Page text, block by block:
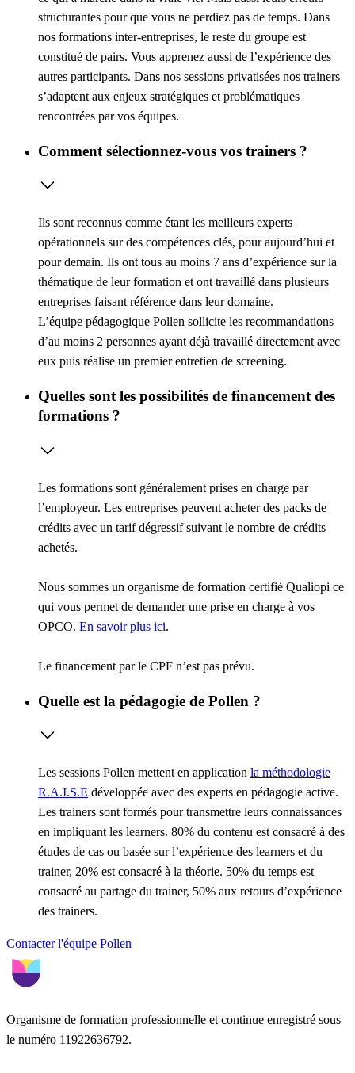
structurantes pour que vous ne perdiez pas de temps. Dans
nos formations inter-entreprises, le reste du groupe est
constitué de pairs. Vous apprenez aussi de l’expérience des
autres participants. Dans nos sessions privatisées nos trainers
s’adaptent aux enjeux stratégiques et problématiques
rencontrées par vos équipes.
Comment sélectionnez-vous vos trainers ?
Ils sont reconnus comme étant les meilleurs experts
opérationnels sur des compétences clés, pour aujourd’hui et
pour demain. Ils ont tous au moins 7 ans d’expérience sur la
thématique de leur formation et ont travaillé dans plusieurs
entreprises faisant référence dans leur domaine.
L’équipe pédagogique Pollen sollicite les recommandations
d’au moins 2 personnes ayant déjà travaillé directement avec
eux puis réalise un premier entretien de screening.
Quelles sont les possibilités de financement des
formations ?
Les formations sont généralement prises en charge par
l’employeur. Les entreprises peuvent acheter des packs de
crédits avec un tarif dégressif suivant le nombre de crédits
achetés.
Nous sommes un organisme de formation certifié Qualiopi ce
qui vous permet de demander une prise en charge à vos
OPCO. En savoir plus ici.
Le financement par le CPF n’est pas prévu.
Quelle est la pédagogie de Pollen ?
Les sessions Pollen mettent en application la méthodologie
R.A.I.S.E développée avec des experts en pédagogie active.
Les trainers sont formés pour transmettre leurs connaissances
en impliquant les learners. 80% du contenu est consacré à des
études de cas ou basée sur l’expérience des learners et du
trainer, 20% est consacré à la théorie. 50% du temps est
consacré au partage du trainer, 50% aux retours d’expérience
des trainers.
Contacter l'équipe Pollen
Organisme de formation professionnelle et continue enregistré sous
le numéro 11922636792.